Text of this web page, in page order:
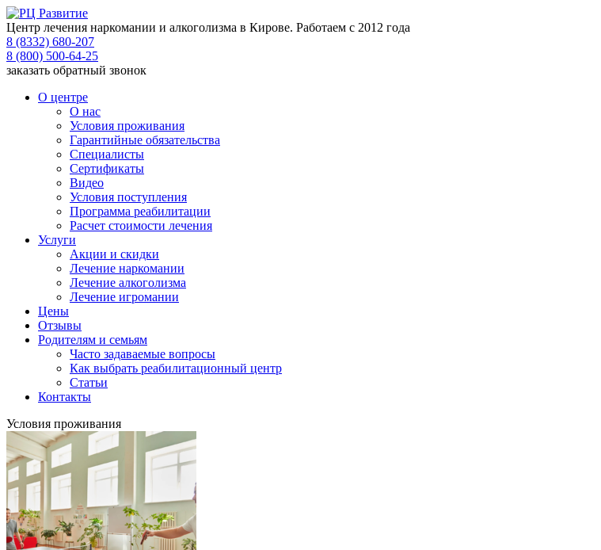
Центр лечения наркомании и алкоголизма в Кирове. Работаем с 2012 года
8 (8332) 680-207
8 (800) 500-64-25
заказать обратный звонок
О центре
О нас
Условия проживания
Гарантийные обязательства
Специалисты
Сертификаты
Видео
Условия поступления
Программа реабилитации
Расчет стоимости лечения
Услуги
Акции и скидки
Лечение наркомании
Лечение алкоголизма
Лечение игромании
Цены
Отзывы
Родителям и семьям
Часто задаваемые вопросы
Как выбрать реабилитационный центр
Статьи
Контакты
Условия проживания